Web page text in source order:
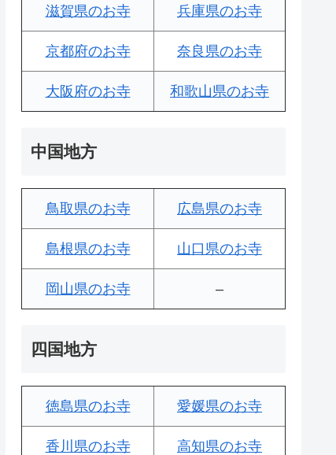
滋賀県のお寺 兵庫県のお寺
京都府のお寺 奈良県のお寺
大阪府のお寺 和歌山県のお寺
中国地方
鳥取県のお寺 広島県のお寺
島根県のお寺 山口県のお寺
岡山県のお寺 –
四国地方
徳島県のお寺 愛媛県のお寺
香川県のお寺 高知県のお寺